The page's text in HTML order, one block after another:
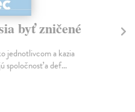
byť zničené
jednotlivcom a kazia
spoločnosť a def...